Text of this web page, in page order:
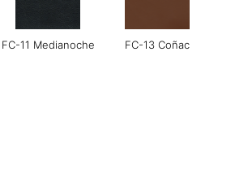
FC-11 Medianoche FC-13 Coñac